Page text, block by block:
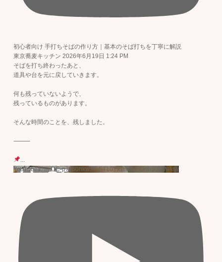
初心者向け 手打ちそばの作り方｜基本のそば打ちを丁寧に解説
東京蕎麦キッチン 2026年6月19日 1:24 PM
そばを打ち終わったあと、
道具や台を元に戻していきます。
何も残っていないようで、
残っているものがあります。
そんな時間のことを、残しました。
⸻
YouTube動画 UC-p7v60hkw5F-ET10Yx1nmQ_Unh306Mektw